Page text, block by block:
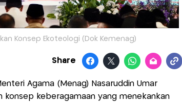
Konsep Ekoteologi (Dok Kemenag)
Share
Agama (Menag) Nasaruddin Umar
keberagamaan yang menekankan